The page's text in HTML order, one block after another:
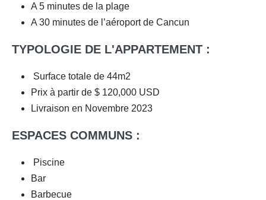
A 5 minutes de la plage
A 30 minutes de l’aéroport de Cancun
TYPOLOGIE DE L'APPARTEMENT :
Surface totale de 44m2
Prix à partir de $ 120,000 USD
Livraison en Novembre 2023
ESPACES COMMUNS :
Piscine
Bar
Barbecue